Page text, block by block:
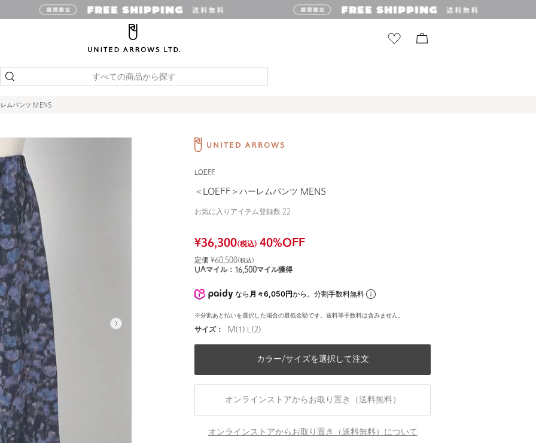
すべての商品から探す
ムパンツ MENS
LOEFF
＜LOEFF＞ハーレムパンツ MENS
お気に入りアイテム登録数 22
¥36,300(税込) 40%OFF
定価 ¥60,500(税込)
UAマイル： 16,500マイル獲得
なら 月々6,050円から。分割手数料無料
※分割あと払いを選択した場合の最低金額です。送料等手数料は含みません。
サイズ： M(1) L(2)
カラー/サイズを選択して注文
オンラインストアからお取り置き（送料無料）
オンラインストアからお取り置き（送料無料）について